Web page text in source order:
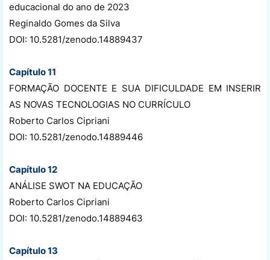
educacional do ano de 2023
Reginaldo Gomes da Silva
DOI: 10.5281/zenodo.14889437
Capítulo 11
FORMAÇÃO DOCENTE E SUA DIFICULDADE EM INSERIR
AS NOVAS TECNOLOGIAS NO CURRÍCULO
Roberto Carlos Cipriani
DOI: 10.5281/zenodo.14889446
Capítulo 12
ANÁLISE SWOT NA EDUCAÇÃO
Roberto Carlos Cipriani
DOI: 10.5281/zenodo.14889463
Capítulo 13